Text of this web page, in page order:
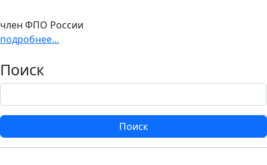
член ФПО России
подробнее...
Поиск
Поиск